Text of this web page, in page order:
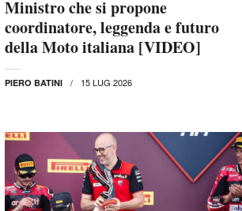
Ministro che si propone
coordinatore, leggenda e futuro
della Moto italiana [VIDEO]
PIERO BATINI 15 LUG 2026